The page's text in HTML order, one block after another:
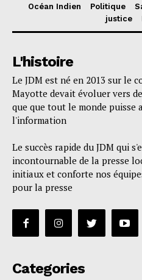
Océan Indien
Politique
justice
L'histoire
Le JDM est né en 2013 sur le
Mayotte devait évoluer vers
que que tout le monde puisse
l'information
Le succès rapide du JDM qui
incontournable de la presse
initiaux et conforte nos
pour la presse
Categories